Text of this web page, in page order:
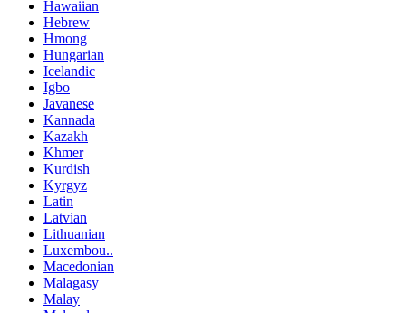
Hawaiian
Hebrew
Hmong
Hungarian
Icelandic
Igbo
Javanese
Kannada
Kazakh
Khmer
Kurdish
Kyrgyz
Latin
Latvian
Lithuanian
Luxembou..
Macedonian
Malagasy
Malay